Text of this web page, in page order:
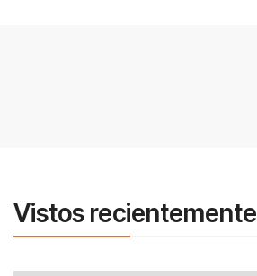
Vistos recientemente